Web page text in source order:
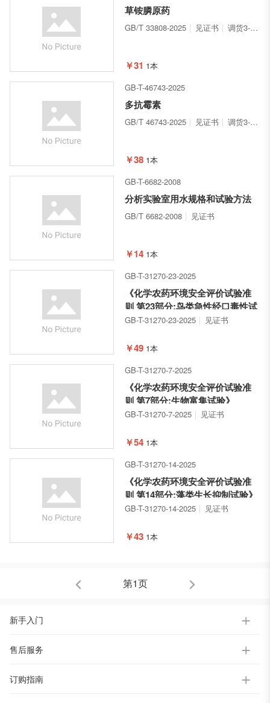
草铵膦原药
GB/T 33808-2025 见证书 调货3-5天
￥31 1本
GB-T-46743-2025
多抗霉素
GB/T 46743-2025 见证书 调货3-5天
￥38 1本
GB-T-6682-2008
分析实验室用水规格和试验方法
GB/T 6682-2008 见证书
￥14 1本
GB-T-31270-23-2025
《化学农药环境安全评价试验准
则 第23部分:鸟类急性经口毒性试
验》
GB-T-31270-23-2025 见证书
￥49 1本
GB-T-31270-7-2025
《化学农药环境安全评价试验准
则 第7部分:生物富集试验》
GB-T-31270-7-2025 见证书
￥54 1本
GB-T-31270-14-2025
《化学农药环境安全评价试验准
则 第14部分:藻类生长抑制试验》
GB-T-31270-14-2025 见证书
￥43 1本
第1页
新手入门
售后服务
订购指南